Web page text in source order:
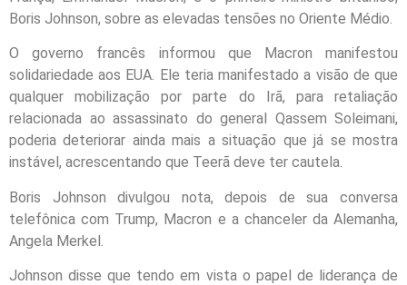
Boris Johnson, sobre as elevadas tensões no Oriente Médio.
O governo francês informou que Macron manifestou
solidariedade aos EUA. Ele teria manifestado a visão de que
qualquer mobilização por parte do Irã, para retaliação
relacionada ao assassinato do general Qassem Soleimani,
poderia deteriorar ainda mais a situação que já se mostra
instável, acrescentando que Teerã deve ter cautela.
Boris Johnson divulgou nota, depois de sua conversa
telefônica com Trump, Macron e a chanceler da Alemanha,
Angela Merkel.
Johnson disse que tendo em vista o papel de liderança de